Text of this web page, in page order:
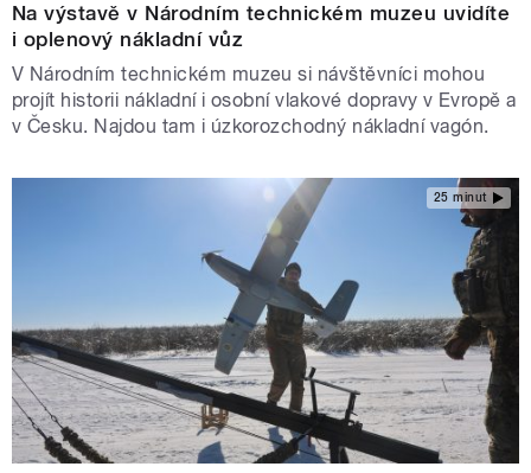
Na výstavě v Národním technickém muzeu uvidíte
i oplenový nákladní vůz
V Národním technickém muzeu si návštěvníci mohou
projít historii nákladní i osobní vlakové dopravy v Evropě a
v Česku. Najdou tam i úzkorozchodný nákladní vagón.
25 minut